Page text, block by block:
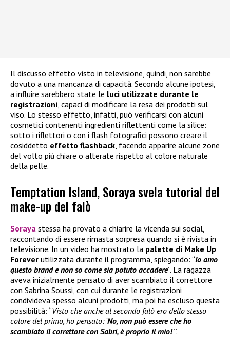
Il discusso effetto visto in televisione, quindi, non sarebbe
dovuto a una mancanza di capacità. Secondo alcune ipotesi,
a influire sarebbero state le luci utilizzate durante le
registrazioni , capaci di modificare la resa dei prodotti sul
viso. Lo stesso effetto, infatti, può verificarsi con alcuni
cosmetici contenenti ingredienti riflettenti come la silice:
sotto i riflettori o con i flash fotografici possono creare il
cosiddetto effetto flashback , facendo apparire alcune zone
del volto più chiare o alterate rispetto al colore naturale
della pelle.
Temptation Island, Soraya svela tutorial del
make-up del falò
Soraya stessa ha provato a chiarire la vicenda sui social,
raccontando di essere rimasta sorpresa quando si è rivista in
televisione. In un video ha mostrato la palette di Make Up
Forever utilizzata durante il programma, spiegando: “Io amo
questo brand e non so come sia potuto accadere”. La ragazza
aveva inizialmente pensato di aver scambiato il correttore
con Sabrina Soussi, con cui durante le registrazioni
condivideva spesso alcuni prodotti, ma poi ha escluso questa
possibilità: “Visto che anche al secondo falò ero dello stesso
colore del primo, ho pensato: ‘No, non può essere che ho
scambiato il correttore con Sabri, è proprio il mio!’”.